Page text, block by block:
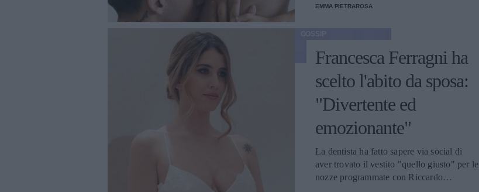
piacere le sue forme cambiare.
EMMA PIETRAROSA
Francesca Ferragni ha
scelto l'abito da sposa:
"Divertente ed
emozionante"
La dentista ha fatto sapere via social di
aver trovato il vestito "quello giusto" per le
nozze programmate con Riccardo